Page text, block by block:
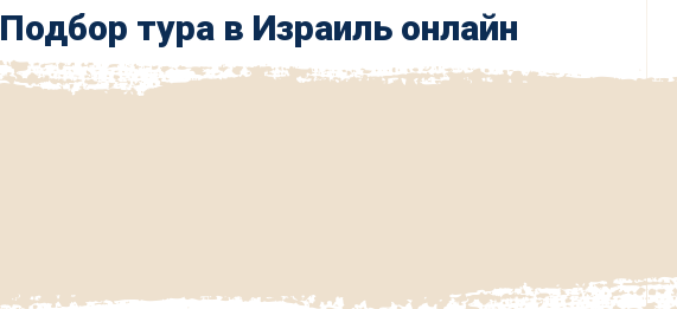
Подбор тура в Израиль онлайн